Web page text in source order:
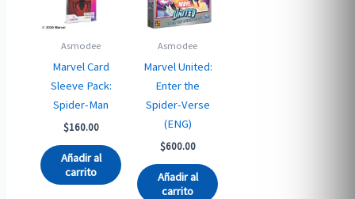
Asmodee
Marvel Card
Sleeve Pack:
Spider-Man
$160.00
Añadir al
carrito
Asmodee
Marvel United:
Enter the
Spider-Verse
(ENG)
$600.00
Añadir al
carrito